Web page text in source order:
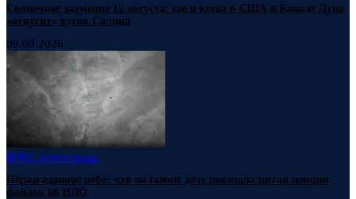
Солнечное затмение 12 августа: где и когда в США и Канаде Луна
«откусит» кусок Солнца
09.08.2026
НЛО, пришельцы
Неразгаданное небо: что на самом деле показала пятая порция
файлов об НЛО